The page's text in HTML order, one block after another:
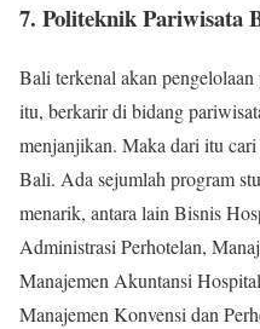
7. Politeknik Pariwisata
Bali terkenal akan
itu, berkarir di bidang
menjanjikan. Maka dari itu
Bali. Ada sejumlah program
menarik, antara lain Bisnis
Administrasi Perhotelan,
Manajemen Akuntansi
Manajemen Konvensi dan